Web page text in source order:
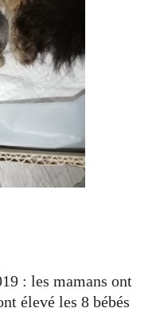
: les mamans ont
élevé les 8 bébés